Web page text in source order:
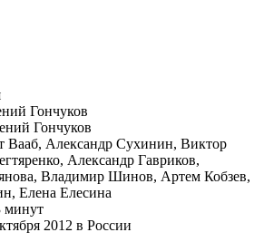
Гончуков
Гончуков
Вааб, Александр Сухинин, Виктор
Александр Гавриков,
Владимир Шинов, Артем Кобзев,
Елена Елесина
минут
2012 в России